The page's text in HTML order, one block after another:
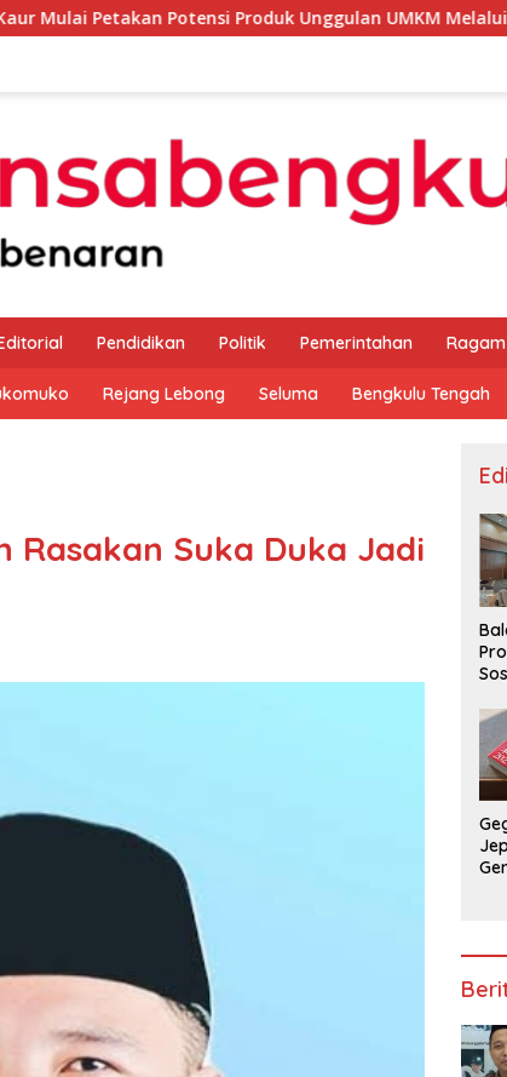
Potensi Produk Unggulan UMKM Melalui Kajian Bank
Pendidikan Politik Pemerintahan Ragam
Rejang Lebong Seluma Bengkulu Tengah
Rasakan Suka Duka Jadi